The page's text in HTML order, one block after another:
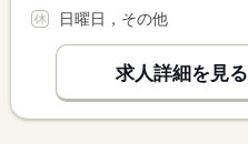
日曜日，その他
求人詳細を見る